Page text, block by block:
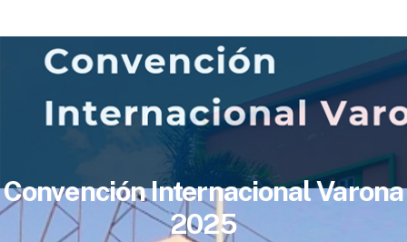
Convención Internacional Varona
2025